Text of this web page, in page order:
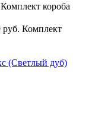
Комплект короба
Комплект